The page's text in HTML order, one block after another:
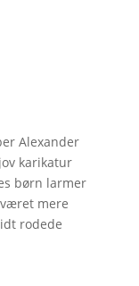
Alexander
karikatur
børn larmer
mere
rodede